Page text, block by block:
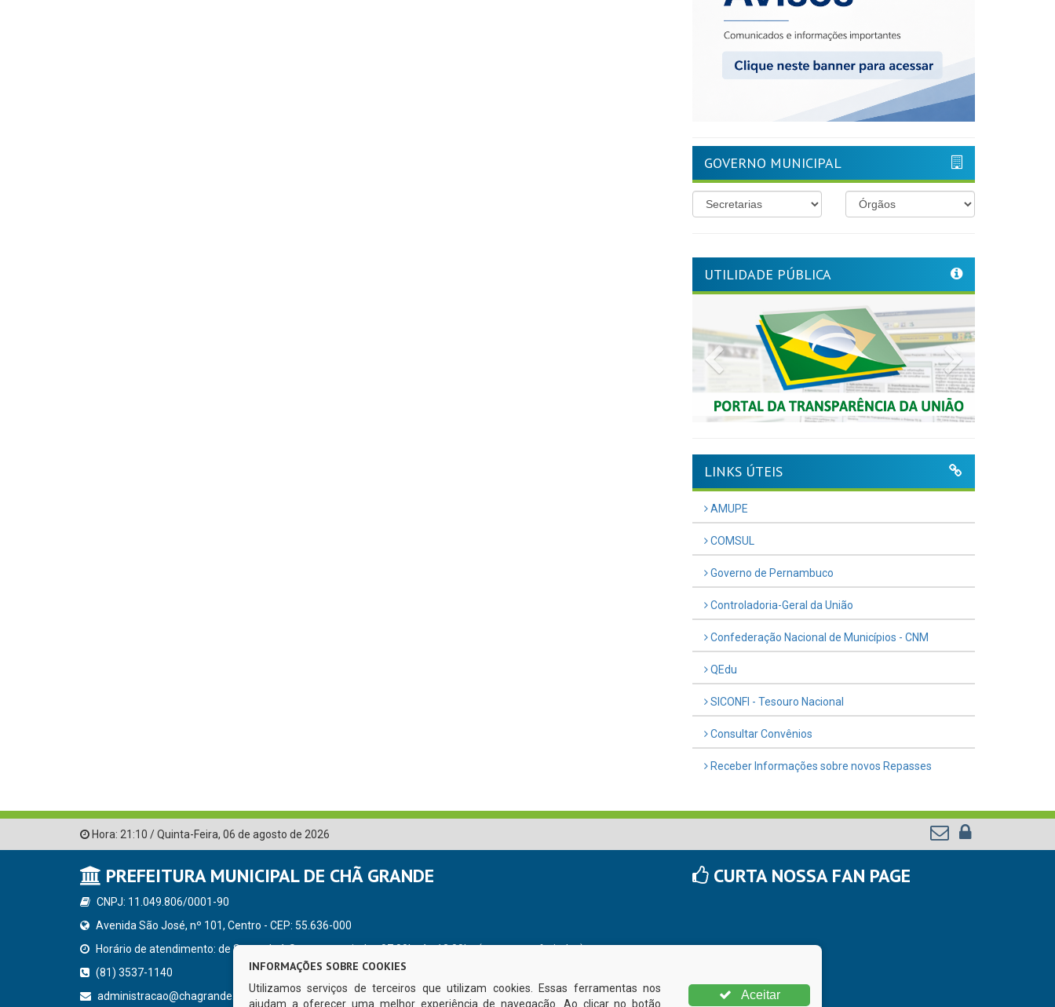
GOVERNO MUNICIPAL
UTILIDADE PÚBLICA
Previous
LINKS ÚTEIS
AMUPE
COMSUL
Governo de Pernambuco
Controladoria-Geral da União
Confederação Nacional de Municípios - CNM
QEdu
SICONFI - Tesouro Nacional
Consultar Convênios
Receber Informações sobre novos Repasses
Hora: 21:10 /Quinta-Feira, 06 de agosto de 2026
PREFEITURA MUNICIPAL DE CHÃ GRANDE
CNPJ: 11.049.806/0001-90
Avenida São José, nº 101, Centro - CEP: 55.636-000
Horário de atendimento: de Segunda à Sexta, a partir das 07:00hs às 13:00hs (exceto nos feriados)
(81) 3537-1140
administracao@chagrande.pe.gov.br
CURTA NOSSA FAN PAGE
INFORMAÇÕES SOBRE COOKIES
Utilizamos serviços de terceiros que utilizam cookies. Essas ferramentas nos
ajudam a oferecer uma melhor experiência de navegação. Ao clicar no botão
Aceitar